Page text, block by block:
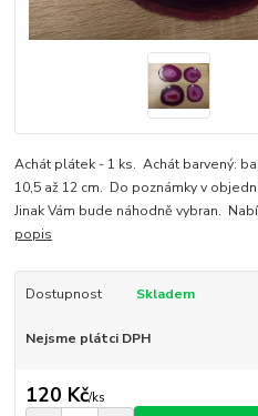
Achát plátek - 1 ks. Achát barvený:
10,5 až 12 cm. Do poznámky v
Jinak Vám bude náhodně vybran.
popis
Dostupnost Skladem
Nejsme plátci DPH
120 Kč/ks